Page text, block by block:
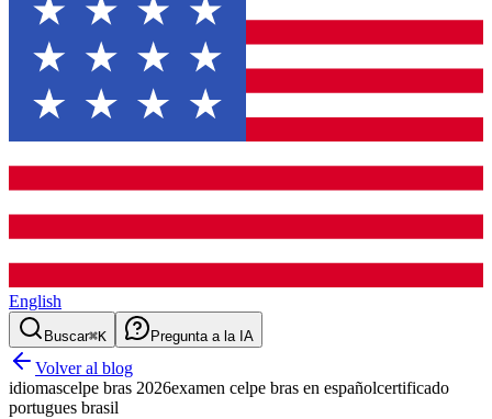
English
Buscar⌘K Pregunta a la IA
Volver al blog
idiomascelpe bras 2026examen celpe bras en españolcertificado
portugues brasil